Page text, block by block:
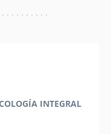
INTEGRAL